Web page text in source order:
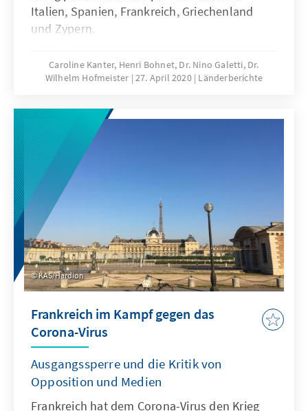
Italien, Spanien, Frankreich, Griechenland
und Zypern.
Caroline Kanter, Henri Bohnet, Dr. Nino Galetti, Dr.
Wilhelm Hofmeister 27. April 2020 Länderberichte
KAS/Hardion
Frankreich im Kampf gegen das
Corona-Virus
Ausgangssperre und die Kritik von
Opposition und Medien
Frankreich hat dem Corona-Virus den Krieg